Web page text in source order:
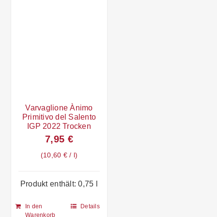
Varvaglione Ànimo
Primitivo del Salento
IGP 2022 Trocken
7,95 €
10,60 €/ l
Produkt enthält: 0,75 l
In den
Warenkorb
Details